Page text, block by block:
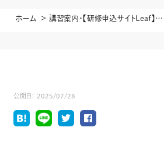
ホーム 講習案内・【研修申込サイトLeaf】操作説明動画についてのご案内
公開日： 2025/07/28